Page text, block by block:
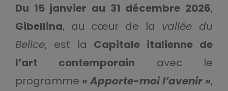
Du 15 janvier au 31 décembre 2026,
Gibellina, au cœur de la vallée du
Belìce, est la Capitale italienne de
l’art contemporain avec le
programme « Apporte-moi l’avenir »,